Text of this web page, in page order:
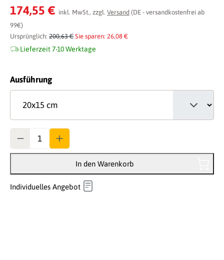
Durchschnittliche Bewertung von 0 von 5 Sternen
174,55 € inkl. MwSt., zzgl. Versand (DE - versandkostenfrei ab
99€)
Ursprünglich: 200,63 € Sie sparen: 26,08 €
Lieferzeit 7-10 Werktage
Ausführungauswählen
In den Warenkorb
Individuelles Angebot